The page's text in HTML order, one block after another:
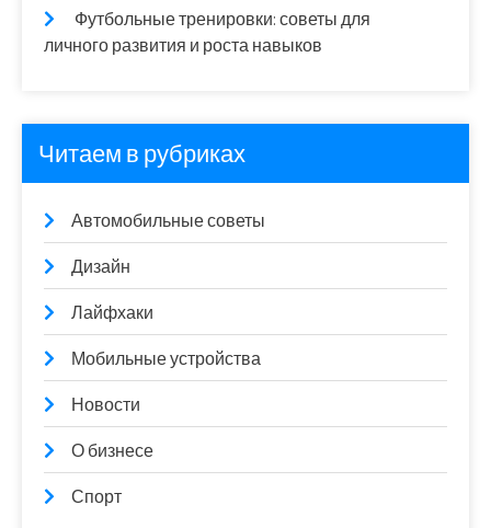
Футбольные тренировки: советы для
личного развития и роста навыков
Читаем в рубриках
Автомобильные советы
Дизайн
Лайфхаки
Мобильные устройства
Новости
О бизнесе
Спорт